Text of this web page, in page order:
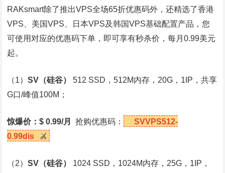
RAKsmart除了推出VPS全场65折优惠码外，还精选了香港
VPS、美国VPS、日本VPS及韩国VPS基础配置产品，您
可使用对应的优惠码下单，即可享有秒杀价，每月0.99美元
起。
（1）SV （硅谷）
512 SSD，512M内存，20G，1IP，共享
G口/峰值100M；
惊爆价：$ 0.99/月 抢购优惠码：
SVVPS512-
0.99dis
（2）SV （硅谷）
1024 SSD，1024M内存，25G，1IP，